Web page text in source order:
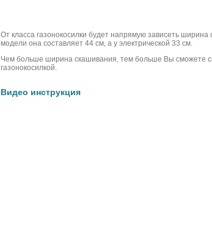
От класса газонокосилки будет напрямую зависеть
модели она составляет 44 см, а у электрической 33 см.
Чем больше ширина скашивания, тем больше Вы сможете
газонокосилкой.
Видео инструкция